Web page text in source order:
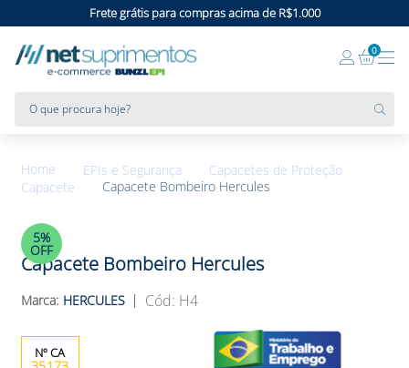
Frete grátis para compras acima de R$1.000
0
EPIs e Segurança
Capacetes de Proteção
Capacete
Capacete Bombeiro Hercules
5%
OFF
Capacete Bombeiro Hercules
HERCULES : H4